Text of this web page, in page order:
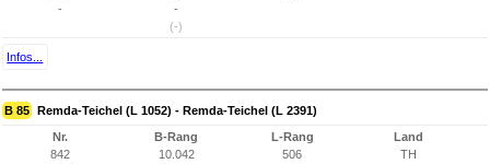
-
-
(-)
Infos...
B 85 Remda-Teichel (L 1052) - Remda-Teichel (L 2391)
Nr.
842
B-Rang
10.042
L-Rang
506
Land
TH